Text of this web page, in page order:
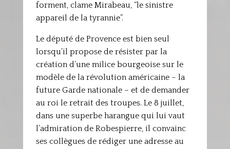
forment, clame Mirabeau, “le sinistre
appareil de la tyrannie”.
Le député de Provence est bien seul
lorsqu’il propose de résister par la
création d’une milice bourgeoise sur le
modèle de la révolution américaine – la
future Garde nationale – et de demander
au roi le retrait des troupes. Le 8 juillet,
dans une superbe harangue qui lui vaut
l’admiration de Robespierre, il convainc
ses collègues de rédiger une adresse au